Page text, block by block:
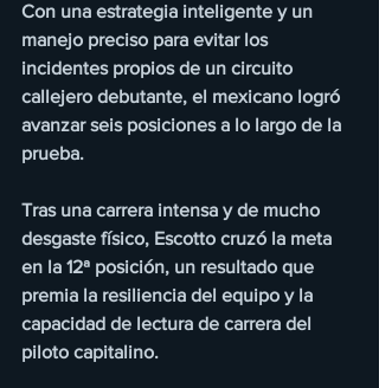
Con una estrategia inteligente y un
manejo preciso para evitar los
incidentes propios de un circuito
callejero debutante, el mexicano logró
avanzar seis posiciones a lo largo de la
prueba.
Tras una carrera intensa y de mucho
desgaste físico, Escotto cruzó la meta
en la 12ª posición, un resultado que
premia la resiliencia del equipo y la
capacidad de lectura de carrera del
piloto capitalino.